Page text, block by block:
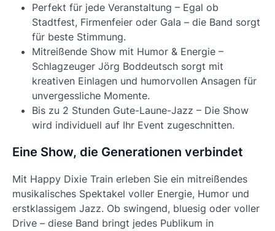
Perfekt für jede Veranstaltung – Egal ob
Stadtfest, Firmenfeier oder Gala – die Band sorgt
für beste Stimmung.
Mitreißende Show mit Humor & Energie –
Schlagzeuger Jörg Boddeutsch sorgt mit
kreativen Einlagen und humorvollen Ansagen für
unvergessliche Momente.
Bis zu 2 Stunden Gute-Laune-Jazz – Die Show
wird individuell auf Ihr Event zugeschnitten.
Eine Show, die Generationen verbindet
Mit Happy Dixie Train erleben Sie ein mitreißendes
musikalisches Spektakel voller Energie, Humor und
erstklassigem Jazz. Ob swingend, bluesig oder voller
Drive – diese Band bringt jedes Publikum in